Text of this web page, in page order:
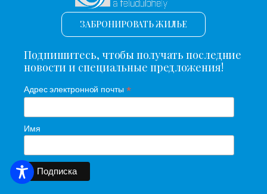
ЗАБРОНИРОВАТЬ ЖИЛЬЕ
Подпишитесь, чтобы получать последние
новости и специальные предложения!
Адрес электронной почты *
Имя